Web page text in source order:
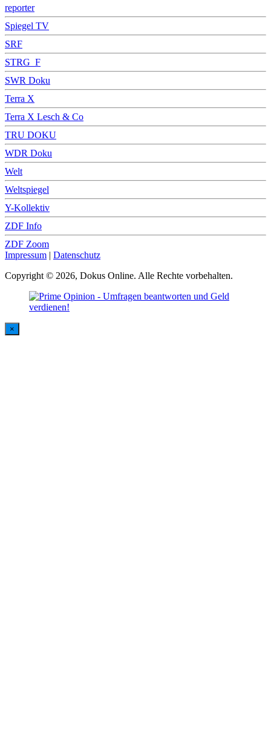
reporter
Spiegel TV
SRF
STRG_F
SWR Doku
Terra X
Terra X Lesch & Co
TRU DOKU
WDR Doku
Welt
Weltspiegel
Y-Kollektiv
ZDF Info
ZDF Zoom
Impressum | Datenschutz
Copyright © 2026, Dokus Online. Alle Rechte vorbehalten.
×